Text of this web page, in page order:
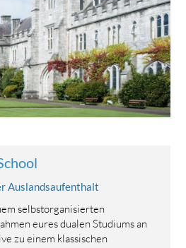
Auslandsaufenthalt
selbstorganisierten
eures dualen Studiums an
zu einem klassischen